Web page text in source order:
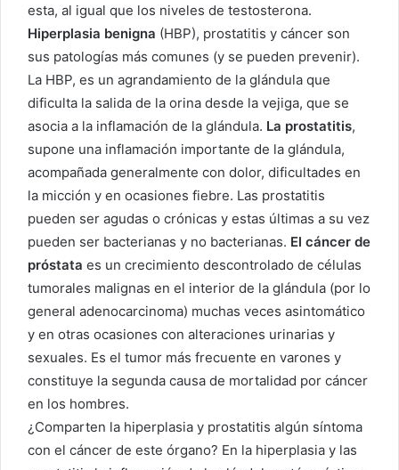
esta, al igual que los niveles de testosterona.
Hiperplasia benigna (HBP), prostatitis y cáncer son
sus patologías más comunes (y se pueden prevenir).
La HBP, es un agrandamiento de la glándula que
dificulta la salida de la orina desde la vejiga, que se
asocia a la inflamación de la glándula. La prostatitis,
supone una inflamación importante de la glándula,
acompañada generalmente con dolor, dificultades en
la micción y en ocasiones fiebre. Las prostatitis
pueden ser agudas o crónicas y estas últimas a su vez
pueden ser bacterianas y no bacterianas. El cáncer de
próstata es un crecimiento descontrolado de células
tumorales malignas en el interior de la glándula (por lo
general adenocarcinoma) muchas veces asintomático
y en otras ocasiones con alteraciones urinarias y
sexuales. Es el tumor más frecuente en varones y
constituye la segunda causa de mortalidad por cáncer
en los hombres.
¿Comparten la hiperplasia y prostatitis algún síntoma
con el cáncer de este órgano? En la hiperplasia y las